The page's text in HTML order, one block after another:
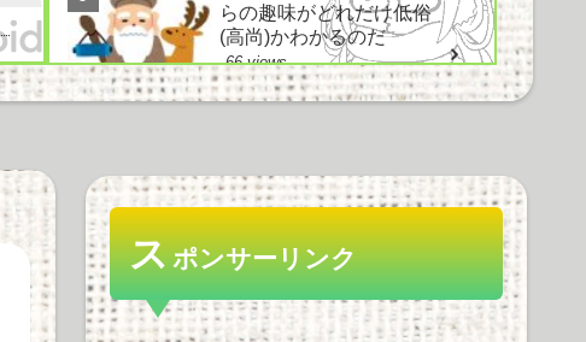
らの趣味がどれだけ低俗
(高尚)かわかるのだ
66 views
ずにヘッドホン使ってド
ヤ顔してる奴ｗｗｗｗｗ
63 views
好きなノベルゲーソング
スポンサーリンク